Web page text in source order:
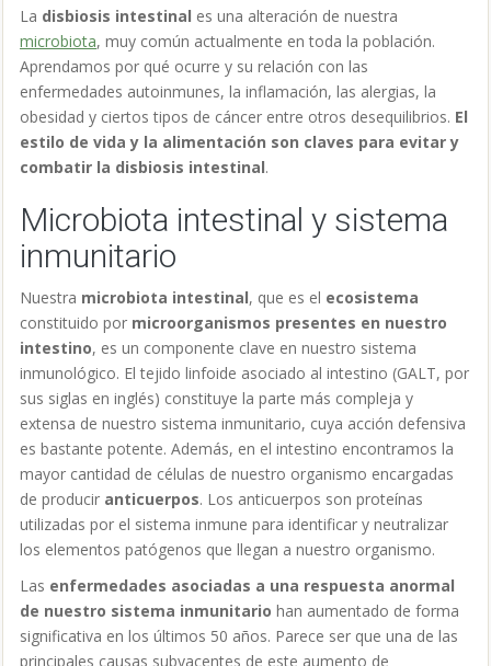
La disbiosis intestinal es una alteración de nuestra
microbiota, muy común actualmente en toda la población.
Aprendamos por qué ocurre y su relación con las
enfermedades autoinmunes, la inflamación, las alergias, la
obesidad y ciertos tipos de cáncer entre otros desequilibrios. El
estilo de vida y la alimentación son claves para evitar y
combatir la disbiosis intestinal.
Microbiota intestinal y sistema
inmunitario
Nuestra microbiota intestinal, que es el ecosistema
constituido por microorganismos presentes en nuestro
intestino, es un componente clave en nuestro sistema
inmunológico. El tejido linfoide asociado al intestino (GALT, por
sus siglas en inglés) constituye la parte más compleja y
extensa de nuestro sistema inmunitario, cuya acción defensiva
es bastante potente. Además, en el intestino encontramos la
mayor cantidad de células de nuestro organismo encargadas
de producir anticuerpos. Los anticuerpos son proteínas
utilizadas por el sistema inmune para identificar y neutralizar
los elementos patógenos que llegan a nuestro organismo.
Las enfermedades asociadas a una respuesta anormal
de nuestro sistema inmunitario han aumentado de forma
significativa en los últimos 50 años. Parece ser que una de las
principales causas subyacentes de este aumento de